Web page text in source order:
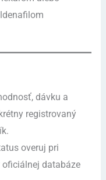
dávku a
registrovaný
overuj pri
databáze